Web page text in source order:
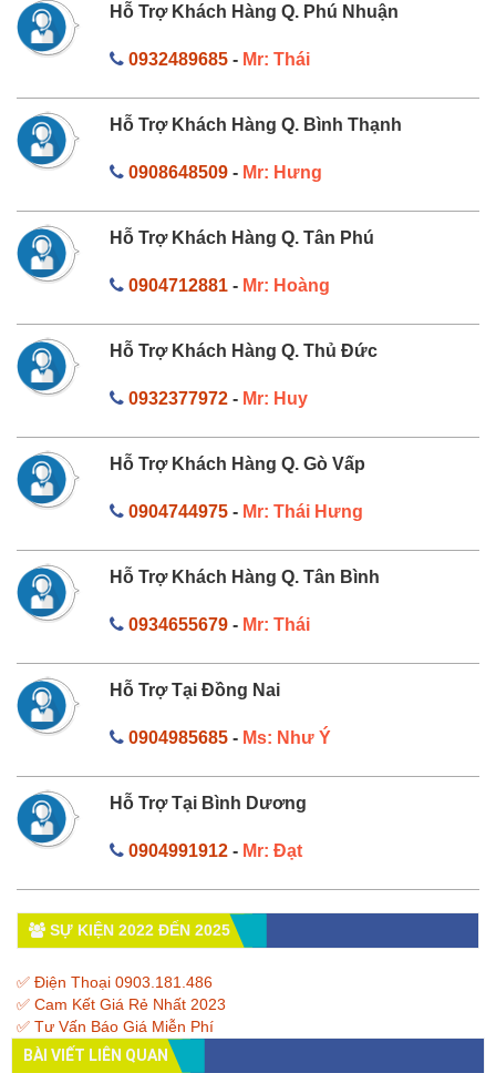
Hỗ Trợ Khách Hàng Q. Phú Nhuận
0932489685- Mr: Thái
Hỗ Trợ Khách Hàng Q. Bình Thạnh
0908648509- Mr: Hưng
Hỗ Trợ Khách Hàng Q. Tân Phú
0904712881- Mr: Hoàng
Hỗ Trợ Khách Hàng Q. Thủ Đức
0932377972- Mr: Huy
Hỗ Trợ Khách Hàng Q. Gò Vấp
0904744975- Mr: Thái Hưng
Hỗ Trợ Khách Hàng Q. Tân Bình
0934655679- Mr: Thái
Hỗ Trợ Tại Đồng Nai
0904985685- Ms: Như Ý
Hỗ Trợ Tại Bình Dương
0904991912- Mr: Đạt
SỰ KIỆN 2022 ĐẾN 2025
✅ Điện Thoại 0903.181.486
✅ Cam Kết Giá Rẻ Nhất 2023
✅ Tư Vấn Báo Giá Miễn Phí
BÀI VIẾT LIÊN QUAN